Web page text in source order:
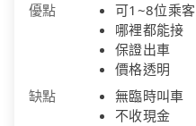
優點
可1~8位乘客
哪裡都能接
保證出車
價格透明
缺點
無臨時叫車
不收現金